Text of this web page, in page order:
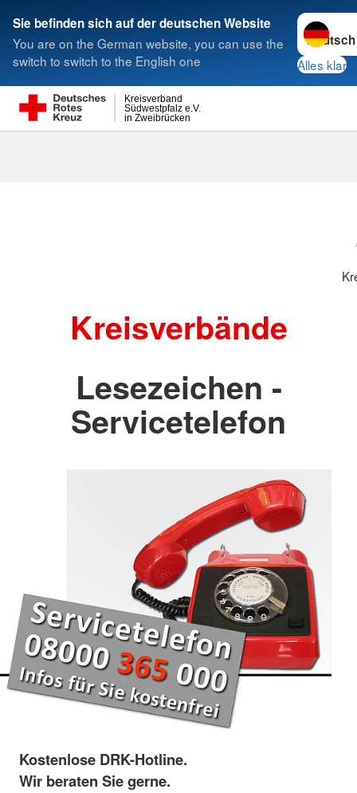
Sie befinden sich auf der deutschen Website
You are on the German website, you can use the
switch to switch to the English one
Sprache
Alles klar
in Zweibrücken
Südwestpfalz e.V.
Kreisverband
Suche
Kreisverbände
Lesezeichen -
Servicetelefon
Kostenlose DRK-Hotline.
Wir beraten Sie gerne.